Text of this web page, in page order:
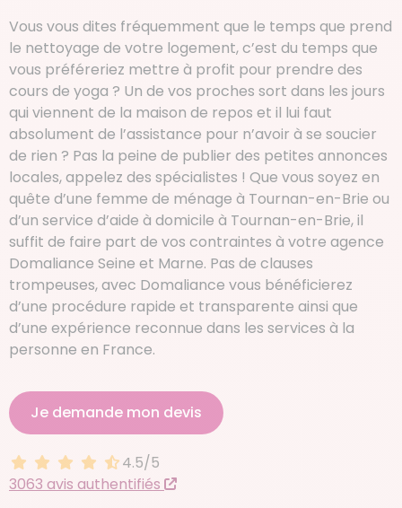
Vous vous dites fréquemment que le temps que prend
le nettoyage de votre logement, c’est du temps que
vous préféreriez mettre à profit pour prendre des
cours de yoga ? Un de vos proches sort dans les jours
qui viennent de la maison de repos et il lui faut
absolument de l’assistance pour n’avoir à se soucier
de rien ? Pas la peine de publier des petites annonces
locales, appelez des spécialistes ! Que vous soyez en
quête d’une femme de ménage à Tournan-en-Brie ou
d’un service d’aide à domicile à Tournan-en-Brie, il
suffit de faire part de vos contraintes à votre agence
Domaliance Seine et Marne. Pas de clauses
trompeuses, avec Domaliance vous bénéficierez
d’une procédure rapide et transparente ainsi que
d’une expérience reconnue dans les services à la
personne en France.
Je demande mon devis
4.5 sur 5
4.5/5
3063 avis authentifiés